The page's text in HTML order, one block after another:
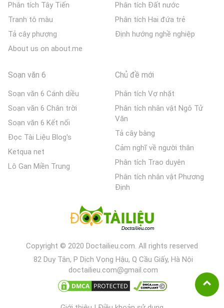
Phân tích Tây Tiến
Tranh tô màu
Tả cây phượng
About us on about.me
Phân tích Đất nước
Phân tích Hai đứa trẻ
Định hướng nghề nghiệp
Soạn văn 6
Soạn văn 6 Cánh diều
Soạn văn 6 Chân trời
Soạn văn 6 Kết nối
Đọc Tài Liệu Blog's
Ketqua net
Lô Gan Miền Trung
Chủ đề mới
Phân tích Vợ nhặt
Phân tích nhân vật Ngô Tử
Văn
Tả cây bàng
Cảm nghĩ về người thân
Phân tích Trao duyên
Phân tích nhân vật Phương
Định
Copyright © 2020 Doctailieu.com. All rights reserved
82 Duy Tân, P Dịch Vọng Hậu, Q Cầu Giấy, Hà Nội
doctailieu.com@gmail.com